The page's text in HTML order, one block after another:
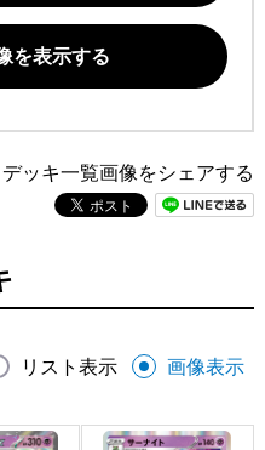
を表示する
デッキ一覧画像をシェアする
リスト表示 画像表示